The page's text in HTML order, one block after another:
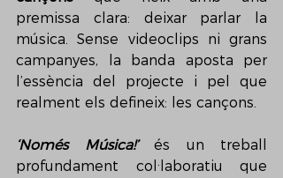
premissa clara: deixar parlar la
música. Sense videoclips ni grans
campanyes, la banda aposta per
l’essència del projecte i pel que
realment els defineix: les cançons.
‘Només Música!’ és un treball
profundament col·laboratiu que